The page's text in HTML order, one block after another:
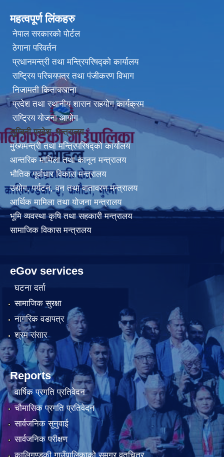
महत्वपूर्ण लिंकहरु
नेपाल सरकारको पोर्टल
ठेगाना परिवर्तन
प्रधानमन्त्री तथा मन्त्रिपरिषद्को कार्यालय
राष्ट्रिय परिचयपत्र तथा पंजीकरण विभाग
निजामती किताबखाना
प्रदेश तथा स्थानीय शासन सहयोग कार्यक्रम
राष्ट्रिय योजना आयोग
लुम्बिनी प्रदेश मन्त्रालय
मुख्यमन्त्री तथा मन्त्रिपरिषद्को कार्यालय
आन्तरिक मामिला तथा कानून मन्त्रालय
भौतिक पूर्वाधार विकास मन्त्रालय
उद्योग, पर्यटन, वन तथा वातावरण मन्त्रालय
आर्थिक मामिला तथा योजना मन्त्रालय
भूमि व्यवस्था कृषि तथा सहकारी मन्त्रालय
सामाजिक विकास मन्त्रालय
eGov services
घटना दर्ता
सामाजिक सुरक्षा
नागरिक वडापत्र
श्रम संसार
Reports
वार्षिक प्रगति प्रतिवेदन
चौमासिक प्रगति प्रतिवेदन
सार्वजनिक सुनुवाई
सार्वजनिक परीक्षण